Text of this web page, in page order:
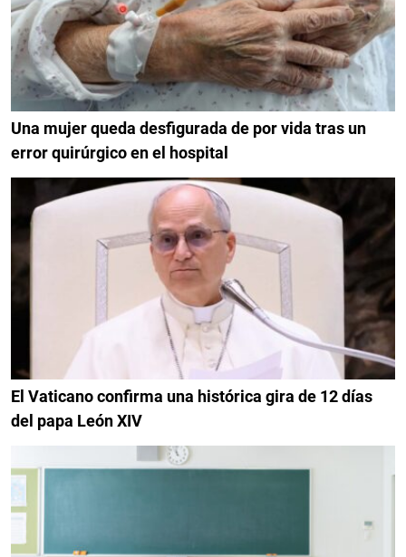
Una mujer queda desfigurada de por vida tras un
error quirúrgico en el hospital
El Vaticano confirma una histórica gira de 12 días
del papa León XIV